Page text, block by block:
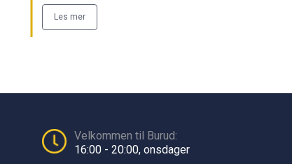
Les mer
Velkommen til Burud:
16:00 - 20:00, onsdager